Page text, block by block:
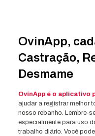
OvinApp,
Castração,
Desmame
OvinApp é o aplicativo
ajudar a registrar melhor
nosso rebanho. Lembre-
especialmente para uso
trabalho diário. Você